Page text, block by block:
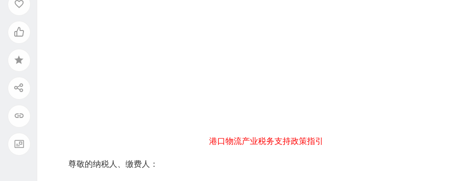
港口物流产业税务支持政策指引
尊敬的纳税人、缴费人：